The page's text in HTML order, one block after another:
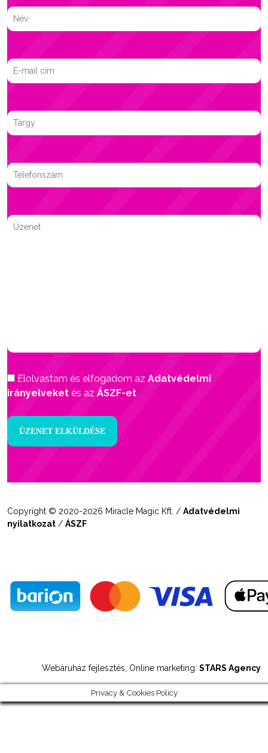
Elolvastam és elfogadom az Adatvédelmi
irányelveket és az ÁSZF-et
Copyright © 2020-2026 Miracle Magic Kft. / Adatvédelmi
nyilatkozat / ÁSZF
Webáruház fejlesztés, Online marketing: STARS Agency
Privacy & Cookies Policy